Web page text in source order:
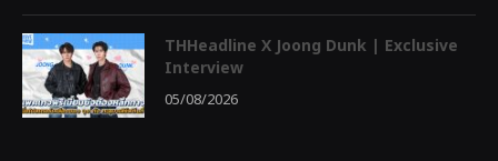
THHeadline X Joong Dunk | Exclusive
Interview
05/08/2026